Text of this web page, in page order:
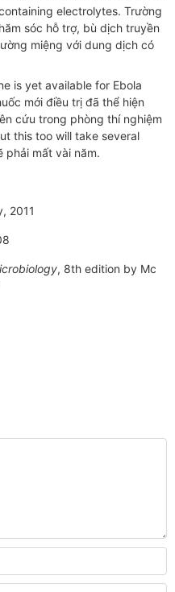
electrolytes. Trường
sóc hỗ trợ, bù dịch truyền
miệng với dung dịch có
is yet available for Ebola
mới điều trị đã thể hiện
cứu trong phòng thí nghiệm
this too will take several
phải mất vài năm.
2011
, 8th edition by Mc
centre